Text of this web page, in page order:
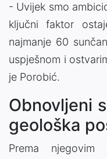
- Uvijek smo
ključni faktor
najmanje 60
uspješnom i
je Porobić.
Obnovljeni
geološka
Prema